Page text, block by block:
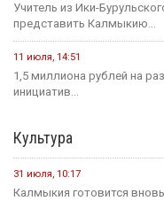
Учитель из Ики-
представить Калмыкию...
11 июля, 14:51
1,5 миллиона рублей на
инициатив...
Культура
31 июля, 10:17
Калмыкия готовится